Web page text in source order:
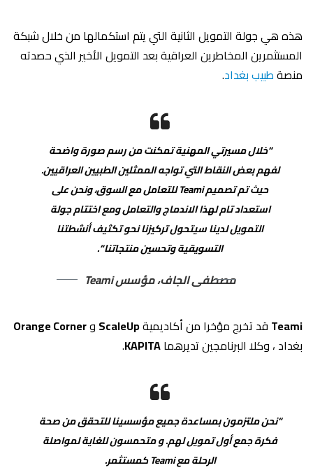
هذه هي جولة التمويل الثانية التي يتم استكمالها من خلال شبكة
المستثمرين المخاطرين العراقية بعد التمويل الأخير الذي حصدته
منصةطبيب بغداد.
“خلال مسيرتي المهنية تمكنت من رسم صورة واضحة
لفهم بعض النقاط التي تواجه الممثلين الطبيين العراقيين.
حيث تم تصميم Teami للتعامل مع السوق، ونحن على
استعداد تام لهذا الاندماج والتعامل ومع اختتام جولة
التمويل لدينا سيتحول تركيزنا نحو تكثيف أنشطتنا
التسويقية وتحسين منتجاتنا “.
مصطفى الجاف، مؤسس Teami
Teamiقد تخرج مؤخرا من أكاديميةScaleUpوOrange Corner
بغداد ، وكلا البرنامجين تديرهماKAPITA
.
“نحن ملتزمون بمساعدة جميع مؤسسينا للتحقق من صحة
فكرة جمع أول تمويل لهم. و متحمسون للغاية لمواصلة
الرحلة مع Teami كمستثمر.